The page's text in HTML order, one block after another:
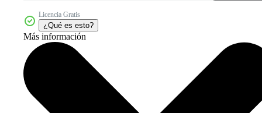
Licencia Gratis
¿Qué es esto?
Más información